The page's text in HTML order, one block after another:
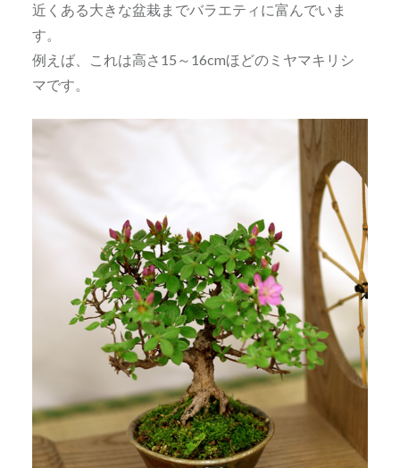
近くある大きな盆栽までバラエティに富んでいま
す。
例えば、これは高さ15～16cmほどのミヤマキリシ
マです。